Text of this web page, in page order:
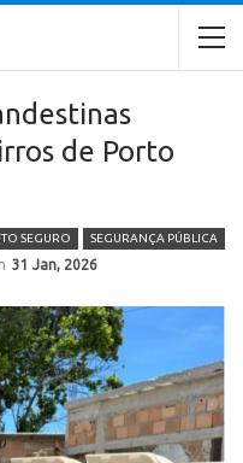
de Porto
SEGURO SEGURANÇA PÚBLICA
31 Jan, 2026